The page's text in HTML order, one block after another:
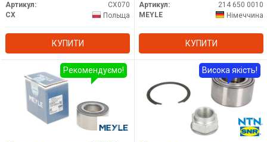
Артикул:
CX070
CX
Польща
КУПИТИ
Артикул:
214 650 0010
MEYLE
Німеччина
КУПИТИ
Рекомендуємо! Висока якість!